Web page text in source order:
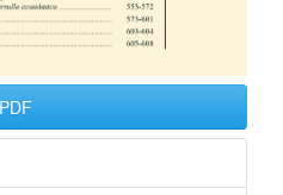
PDF